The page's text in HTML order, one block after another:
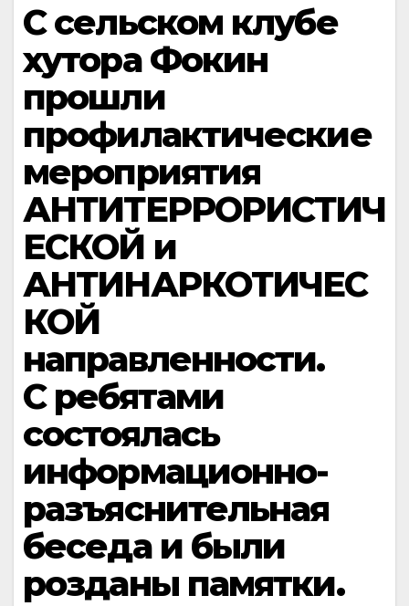
С сельском клубе
хутора Фокин
прошли
профилактические
мероприятия
АНТИТЕРРОРИСТИЧ
ЕСКОЙ и
АНТИНАРКОТИЧЕС
КОЙ
направленности.
С ребятами
состоялась
информационно-
разъяснительная
беседа и были
розданы памятки.